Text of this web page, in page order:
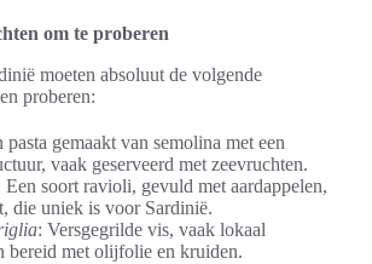
om te proberen
moeten absoluut de volgende
proberen:
pasta gemaakt van semolina met een
vaak geserveerd met zeevruchten.
Een soort ravioli, gevuld met aardappelen,
die uniek is voor Sardinië.
: Versgegrilde vis, vaak lokaal
bereid met olijfolie en kruiden.